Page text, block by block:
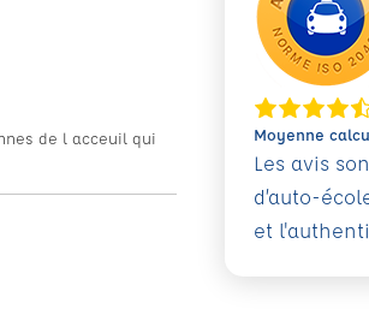
de l acceuil qui
Moyenne
Les avis
d’auto-
et